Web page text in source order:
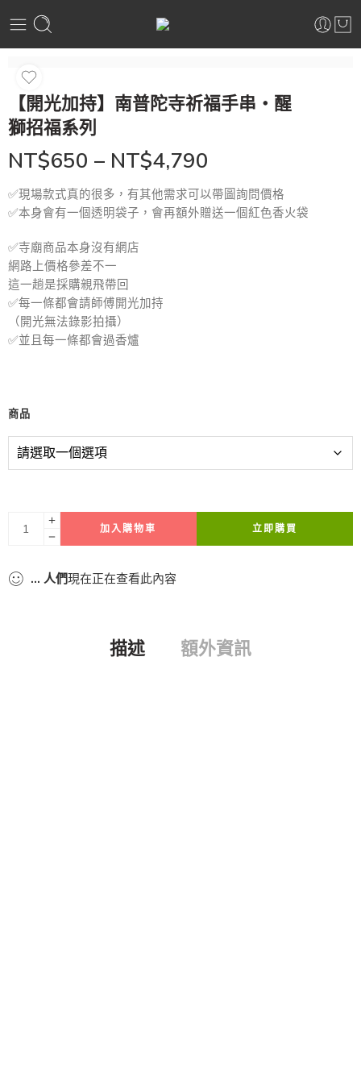
【開光加持】南普陀寺祈福手串・醒
獅招福系列
NT$650 – NT$4,790
✅現場款式真的很多，有其他需求可以帶圖詢問價格
✅本身會有一個透明袋子，會再額外贈送一個紅色香火袋
✅寺廟商品本身沒有網店
網路上價格參差不一
這一趟是採購親飛帶回
✅每一條都會請師傅開光加持
（開光無法錄影拍攝）
✅並且每一條都會過香爐
商品
加入購物車 立即購買
... 人們現在正在查看此內容
描述 額外資訊